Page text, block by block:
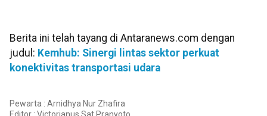
Berita ini telah tayang di Antaranews.com dengan
judul: Kemhub: Sinergi lintas sektor perkuat
konektivitas transportasi udara
Pewarta : Arnidhya Nur Zhafira